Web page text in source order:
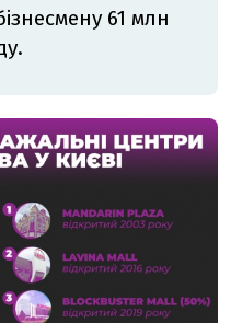
61 млн